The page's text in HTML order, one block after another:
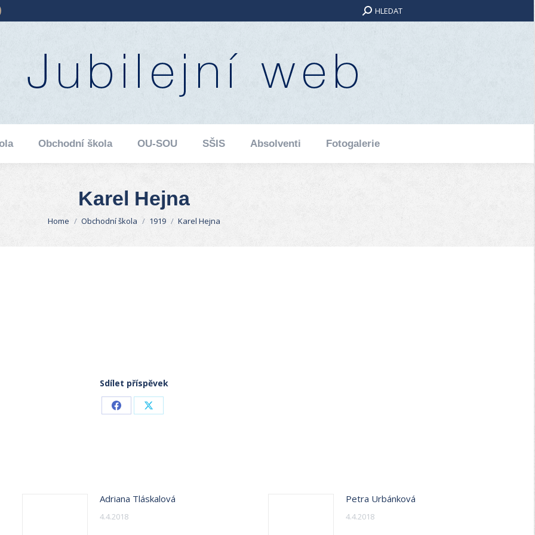
Search:
HLEDAT
Obchodní škola OU-SOU SŠIS Absolventi Fotogalerie
Karel Hejna
You are here:
Home Obchodní škola 1919 Karel Hejna
Sdílet příspěvek
Share Share
Adriana Tláskalová
4.4.2018
Petra Urbánková
4.4.2018
Obchodní škola OU-SOU SŠIS Absolventi Fotogalerie